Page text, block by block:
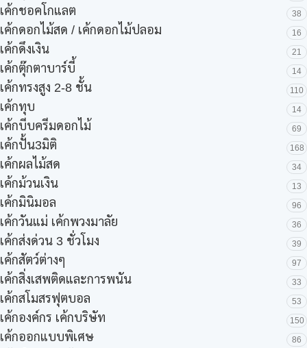
เค้กชอคโกแลต 38
เค้กดอกไม้สด / เค้กดอกไม้ปลอม 16
เค้กดึงเงิน 21
เค้กตุ๊กตาบาร์บี้ 14
เค้กทรงสูง 2-8 ชั้น 110
เค้กทุบ 14
เค้กบีบครีมดอกไม้ 69
เค้กปั้น3มิติ 168
เค้กผลไม้สด 34
เค้กม้วนเงิน 13
เค้กมินิมอล 96
เค้กวันแม่ เค้กพวงมาลัย 36
เค้กส่งด่วน 3 ชั่วโมง 39
เค้กสัตว์ต่างๆ 97
เค้กสิ่งเสพติดและการพนัน 33
เค้กสโมสรฟุตบอล 53
เค้กองค์กร เค้กบริษัท 150
เค้กออกแบบพิเศษ 86